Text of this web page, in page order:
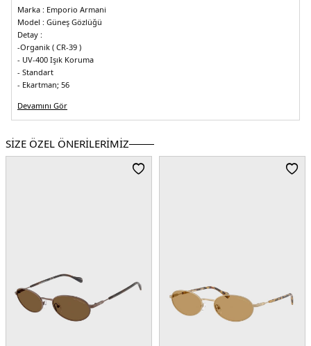
Marka : Emporio Armani
Model : Güneş Gözlüğü
Detay :
-Organik ( CR-39 )
- UV-400 Işık Koruma
- Standart
- Ekartman; 56
- Sap uzunluğu 140 mm
- Ön malzeme plastik, lensler plastik
- Cam rengi degrade mavi
- 2 ( İki ) Yıl Garanti
Devamını Gör
SİZE ÖZEL ÖNERİLERİMİZ